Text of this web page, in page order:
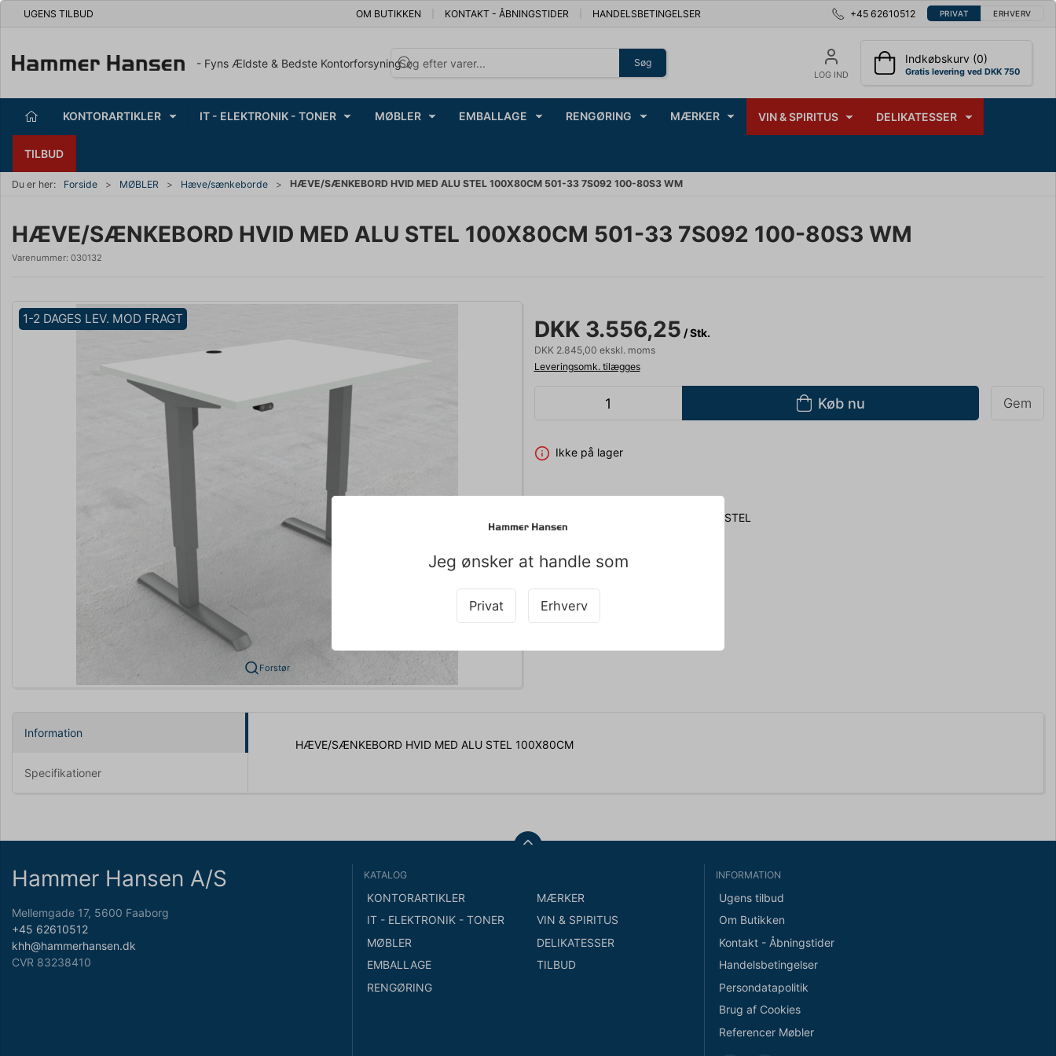
UGENS TILBUD OM BUTIKKEN KONTAKT - ÅBNINGSTIDER HANDELSBETINGELSER +45 62610512 PRIVAT ERHVERV
- Fyns Ældste & Bedste Kontorforsyning Søg
LOG IND
Indkøbskurv (0)
Gratis levering ved DKK 750
KONTORARTIKLER IT - ELEKTRONIK - TONER MØBLER EMBALLAGE RENGØRING MÆRKER VIN & SPIRITUS DELIKATESSER
TILBUD
Du er her: Forside MØBLER Hæve/sænkeborde HÆVE/SÆNKEBORD HVID MED ALU STEL 100X80CM 501-33 7S092 100-80S3 WM
Jeg ønsker at handle som
Privat Erhverv
HÆVE/SÆNKEBORD HVID MED ALU STEL 100X80CM 501-33 7S092 100-80S3 WM
Varenummer: 030132
1-2 DAGES LEV. MOD FRAGT
Forstør
DKK 3.556,25 / Stk.
DKK 2.845,00 ekskl. moms
Leveringsomk. tilægges
Køb nu Gem
Ikke på lager
HÆVE/SÆNKEBORD HVID MED ALU STEL
Mere information
Information
Specifikationer
HÆVE/SÆNKEBORD HVID MED ALU STEL 100X80CM
Hammer Hansen A/S
Mellemgade 17, 5600 Faaborg
+45 62610512
khh@hammerhansen.dk
CVR 83238410
KATALOG
KONTORARTIKLER
IT - ELEKTRONIK - TONER
MØBLER
EMBALLAGE
RENGØRING
MÆRKER
VIN & SPIRITUS
DELIKATESSER
TILBUD
INFORMATION
Ugens tilbud
Om Butikken
Kontakt - Åbningstider
Handelsbetingelser
Persondatapolitik
Brug af Cookies
Referencer Møbler